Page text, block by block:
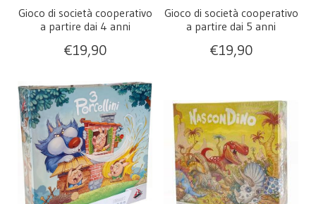
Gioco di società cooperativo
a partire dai 4 anni
€19,90
Gioco di società cooperativo
a partire dai 5 anni
€19,90